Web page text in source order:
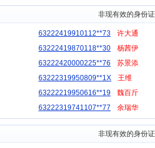
非现有效的身份
63222419910112**73
许大通
63222419870118**30
杨茜伊
63222420000225**76
苏景添
63222319950809**1X
王维
63222219950616**19
魏百斤
63222319741107**77 余瑞华
非现有效的身份